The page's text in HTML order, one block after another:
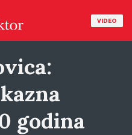
VIDEO
godina